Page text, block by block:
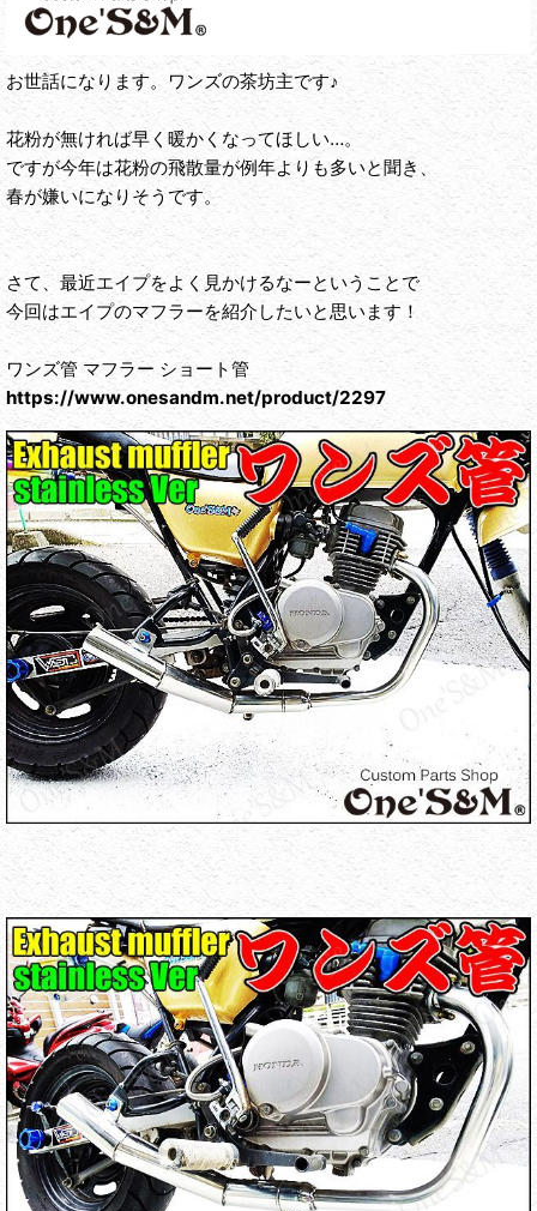
お世話になります。ワンズの茶坊主です♪
花粉が無ければ早く暖かくなってほしい…。
ですが今年は花粉の飛散量が例年よりも多いと聞き、
春が嫌いになりそうです。
さて、最近エイプをよく見かけるなーということで
今回はエイプのマフラーを紹介したいと思います！
ワンズ管 マフラー ショート管
https://www.onesandm.net/product/2297